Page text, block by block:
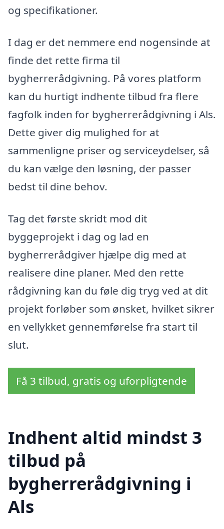
og specifikationer.
I dag er det nemmere end nogensinde at
finde det rette firma til
bygherrerådgivning. På vores platform
kan du hurtigt indhente tilbud fra flere
fagfolk inden for bygherrerådgivning i Als.
Dette giver dig mulighed for at
sammenligne priser og serviceydelser, så
du kan vælge den løsning, der passer
bedst til dine behov.
Tag det første skridt mod dit
byggeprojekt i dag og lad en
bygherrerådgiver hjælpe dig med at
realisere dine planer. Med den rette
rådgivning kan du føle dig tryg ved at dit
projekt forløber som ønsket, hvilket sikrer
en vellykket gennemførelse fra start til
slut.
Få 3 tilbud, gratis og uforpligtende
Indhent altid mindst 3
tilbud på
bygherrerådgivning i
Als